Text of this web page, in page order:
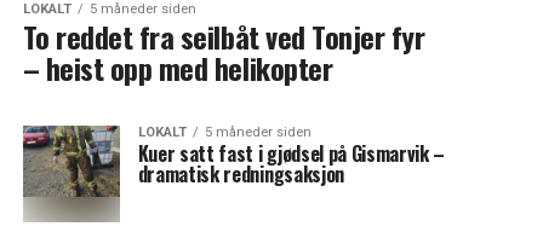
LOKALT 5 måneder siden
To reddet fra seilbåt ved Tonjer fyr
– heist opp med helikopter
LOKALT 5 måneder siden
Kuer satt fast i gjødsel på Gismarvik –
dramatisk redningsaksjon